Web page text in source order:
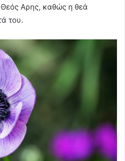
Θεός Αρης, καθώς η θεά
του.